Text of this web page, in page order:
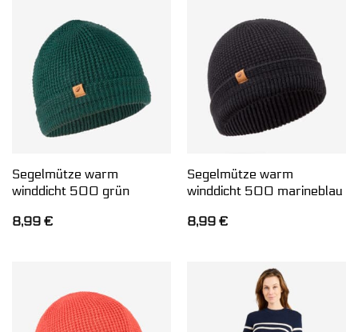
Segelmütze warm
winddicht 500 grün
8,99 €
Segelmütze warm
winddicht 500 marineblau
8,99 €